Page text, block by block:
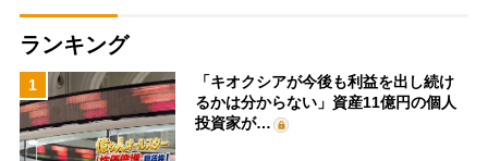
ランキング
1
「キオクシアが今後も利益を出し続け
るかは分からない」資産11億円の個人
投資家が…